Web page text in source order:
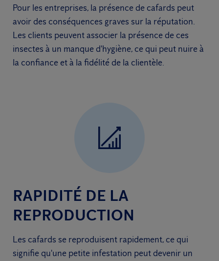
Pour les entreprises, la présence de cafards peut
avoir des conséquences graves sur la réputation.
Les clients peuvent associer la présence de ces
insectes à un manque d'hygiène, ce qui peut nuire à
la confiance et à la fidélité de la clientèle.
RAPIDITÉ DE LA
REPRODUCTION
Les cafards se reproduisent rapidement, ce qui
signifie qu'une petite infestation peut devenir un